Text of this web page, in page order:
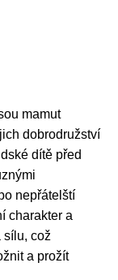
mamut
dobrodružství
dítě před
nepřátelští
charakter a
sílu, což
a prožít